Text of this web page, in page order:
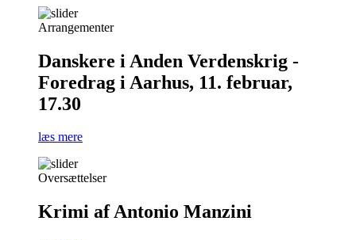
Arrangementer
Danskere i Anden Verdenskrig -
Foredrag i Aarhus, 11. februar,
17.30
læs mere
Oversættelser
Krimi af Antonio Manzini